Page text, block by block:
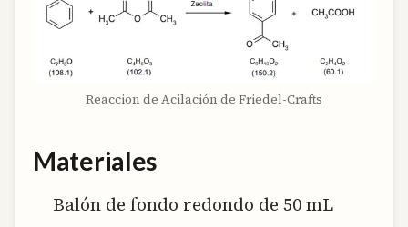
Reaccion de Acilación de Friedel-Crafts
Materiales
Balón de fondo redondo de 50 mL